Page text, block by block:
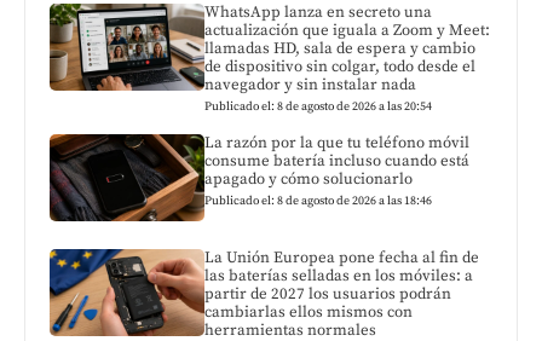
WhatsApp lanza en secreto una
actualización que iguala a Zoom y Meet:
llamadas HD, sala de espera y cambio
de dispositivo sin colgar, todo desde el
navegador y sin instalar nada
Publicado el: 8 de agosto de 2026 a las 20:54
La razón por la que tu teléfono móvil
consume batería incluso cuando está
apagado y cómo solucionarlo
Publicado el: 8 de agosto de 2026 a las 18:46
La Unión Europea pone fecha al fin de
las baterías selladas en los móviles: a
partir de 2027 los usuarios podrán
cambiarlas ellos mismos con
herramientas normales